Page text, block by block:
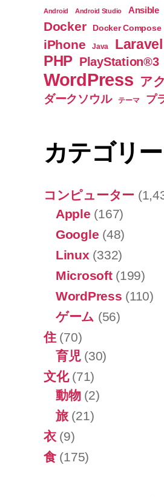
Android Android Studio Ansible
Docker Docker Compose
iPhone Java Laravel
PHP PlayStation®3
WordPress ア
ダークソウル テーマ プ
カテゴリー
コンピューター
Apple (167)
Google (48)
Linux (332)
Microsoft(199)
WordPress (110)
ゲーム (56)
住(70)
育児(30)
文化(71)
動物(2)
旅(21)
衣(9)
食(175)